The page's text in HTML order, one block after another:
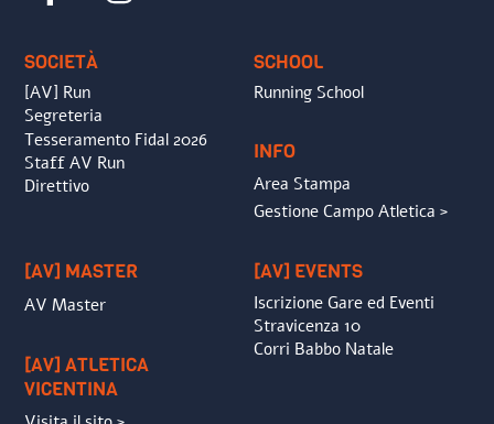
SOCIETÀ
[AV] Run
Segreteria
Tesseramento Fidal 2026
Staff AV Run
Direttivo
SCHOOL
Running School
INFO
Area Stampa
Gestione Campo Atletica >
[AV] MASTER
AV Master
[AV] ATLETICA
VICENTINA
[AV] EVENTS
Iscrizione Gare ed Eventi
Stravicenza 10
Corri Babbo Natale